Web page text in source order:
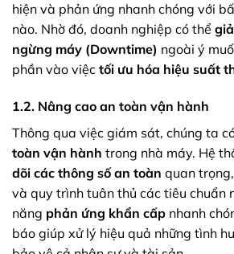
hiện và phản ứng nhanh chóng với
nào. Nhờ đó, doanh nghiệp có thể
ngừng máy (Downtime) ngoài ý
phần vào việc tối ưu hóa hiệu suất
1.2. Nâng cao an toàn vận hành
Thông qua việc giám sát, chúng ta
toàn vận hành trong nhà máy. Hệ
dõi các thông số an toàn quan
và quy trình tuân thủ các tiêu chuẩn
năng phản ứng khẩn cấp nhanh
báo giúp xử lý hiệu quả những tình